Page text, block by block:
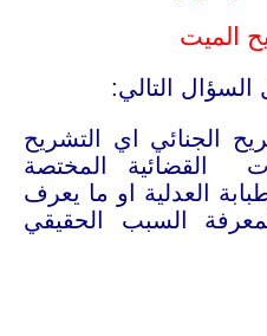
الميت
التالي:
الجنائي اي التشريح
القضائية المختصة
العدلية او ما يعرف
السبب الحقيقي